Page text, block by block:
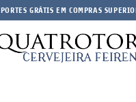
PORTES GRÁTIS EM COMPRAS